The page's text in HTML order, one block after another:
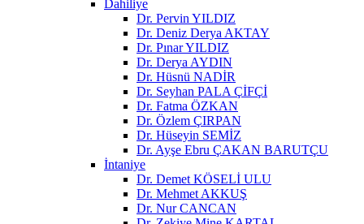
Dahiliye
Dr. Pervin YILDIZ
Dr. Deniz Derya AKTAY
Dr. Pınar YILDIZ
Dr. Derya AYDIN
Dr. Hüsnü NADİR
Dr. Seyhan PALA ÇİFÇİ
Dr. Fatma ÖZKAN
Dr. Özlem ÇIRPAN
Dr. Hüseyin SEMİZ
Dr. Ayşe Ebru ÇAKAN BARUTÇU
İntaniye
Dr. Demet KÖSELİ ULU
Dr. Mehmet AKKUŞ
Dr. Nur CANCAN